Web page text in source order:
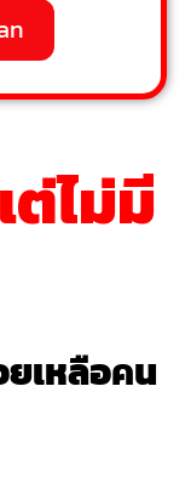
ไม่มี
เหลือคน